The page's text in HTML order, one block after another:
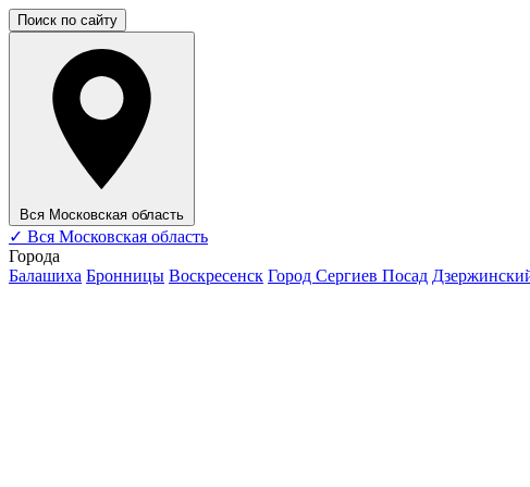
Поиск по сайту
Вся Московская область
✓ Вся Московская область
Города
Балашиха Бронницы Воскресенск Город Сергиев Посад